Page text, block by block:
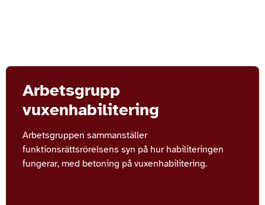
Arbetsgrupp
vuxenhabilitering
Arbetsgruppen sammanställer
funktionsrättsrörelsens syn på hur habiliteringen
fungerar, med betoning på vuxenhabilitering.